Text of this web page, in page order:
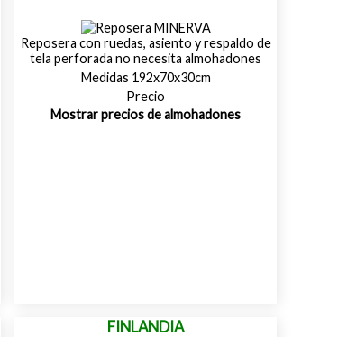
Reposera con ruedas, asiento y respaldo de
tela perforada no necesita almohadones
Medidas 192x70x30cm
Precio
Mostrar precios de almohadones
FINLANDIA